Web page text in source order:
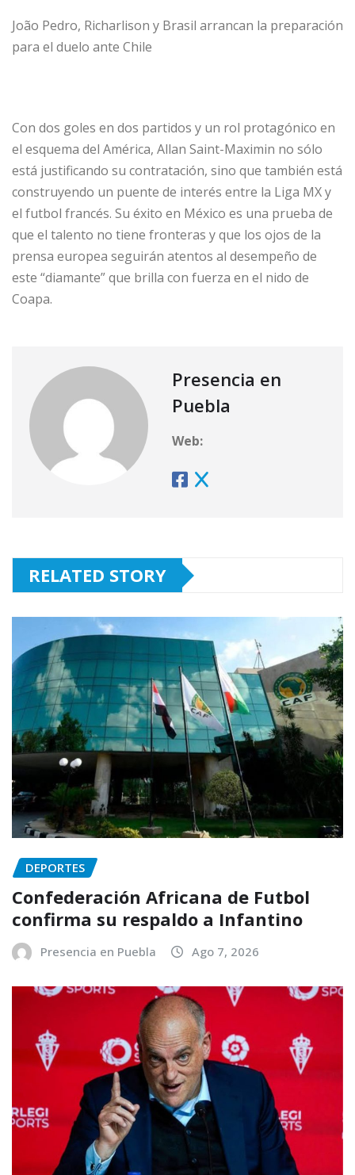
João Pedro, Richarlison y Brasil arrancan la preparación
para el duelo ante Chile
Con dos goles en dos partidos y un rol protagónico en
el esquema del América, Allan Saint-Maximin no sólo
está justificando su contratación, sino que también está
construyendo un puente de interés entre la Liga MX y
el futbol francés. Su éxito en México es una prueba de
que el talento no tiene fronteras y que los ojos de la
prensa europea seguirán atentos al desempeño de
este “diamante” que brilla con fuerza en el nido de
Coapa.
Presencia en
Puebla
Web:
RELATED STORY
DEPORTES
Confederación Africana de Futbol
confirma su respaldo a Infantino
Presencia en Puebla Ago 7, 2026